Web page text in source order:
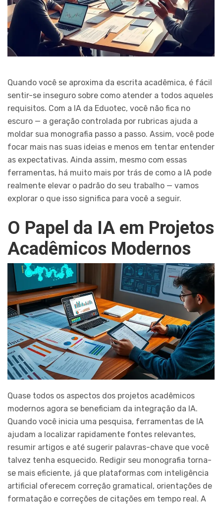
Quando você se aproxima da escrita acadêmica, é fácil
sentir-se inseguro sobre como atender a todos aqueles
requisitos. Com a IA da Eduotec, você não fica no
escuro — a geração controlada por rubricas ajuda a
moldar sua monografia passo a passo. Assim, você pode
focar mais nas suas ideias e menos em tentar entender
as expectativas. Ainda assim, mesmo com essas
ferramentas, há muito mais por trás de como a IA pode
realmente elevar o padrão do seu trabalho — vamos
explorar o que isso significa para você a seguir.
O Papel da IA em Projetos
Acadêmicos Modernos
Quase todos os aspectos dos projetos acadêmicos
modernos agora se beneficiam da integração da IA.
Quando você inicia uma pesquisa, ferramentas de IA
ajudam a localizar rapidamente fontes relevantes,
resumir artigos e até sugerir palavras-chave que você
talvez tenha esquecido. Redigir seu monografia torna-
se mais eficiente, já que plataformas com inteligência
artificial oferecem correção gramatical, orientações de
formatação e correções de citações em tempo real. A